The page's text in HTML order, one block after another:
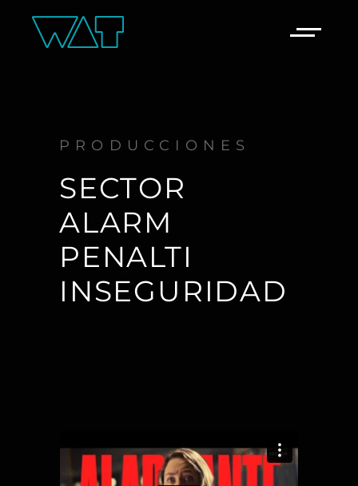
PRODUCCIONES
SECTOR
ALARM
PENALTI
INSEGURIDAD